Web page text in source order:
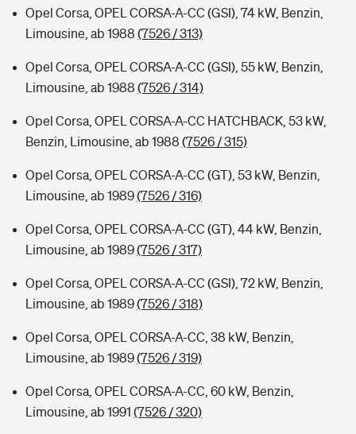
Opel Corsa, OPEL CORSA-A-CC (GSI), 74 kW, Benzin,
Limousine, ab 1988 (7526 / 313)
Opel Corsa, OPEL CORSA-A-CC (GSI), 55 kW, Benzin,
Limousine, ab 1988 (7526 / 314)
Opel Corsa, OPEL CORSA-A-CC HATCHBACK, 53 kW,
Benzin, Limousine, ab 1988 (7526 / 315)
Opel Corsa, OPEL CORSA-A-CC (GT), 53 kW, Benzin,
Limousine, ab 1989(7526 / 316)
Opel Corsa, OPEL CORSA-A-CC (GT), 44 kW, Benzin,
Limousine, ab 1989(7526 / 317)
Opel Corsa, OPEL CORSA-A-CC (GSI), 72 kW, Benzin,
Limousine, ab 1989(7526 / 318)
Opel Corsa, OPEL CORSA-A-CC, 38 kW, Benzin,
Limousine, ab 1989(7526 / 319)
Opel Corsa, OPEL CORSA-A-CC, 60 kW, Benzin,
Limousine, ab 1991 (7526 / 320)